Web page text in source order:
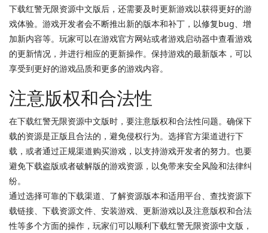
下载红警无限资源中文版后，还需要及时更新游戏以获得更好的游
戏体验。游戏开发者会不断推出新的版本和补丁，以修复bug、增
加新内容等。玩家可以在游戏官方网站或者游戏启动器中查看游戏
的更新情况，并进行相应的更新操作。保持游戏的最新版本，可以
享受到更好的游戏品质和更多的游戏内容。
注意版权和合法性
在下载红警无限资源中文版时，要注意版权和合法性问题。确保下
载的资源是正版且合法的，避免侵权行为。选择官方渠道进行下
载，或者通过正规渠道购买游戏，以支持游戏开发者的努力。也要
避免下载盗版或者破解版的游戏资源，以免带来安全风险和法律纠
纷。
通过选择可靠的下载渠道、了解资源版本和适用平台、查找资源下
载链接、下载资源文件、安装游戏、更新游戏以及注意版权和合法
性等多个方面的操作，玩家们可以顺利下载红警无限资源中文版，